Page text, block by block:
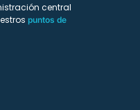
central
puntos de